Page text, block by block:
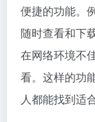
便捷的功能。
随时查看和下
在网络环境不
看。这样的功
人都能找到适